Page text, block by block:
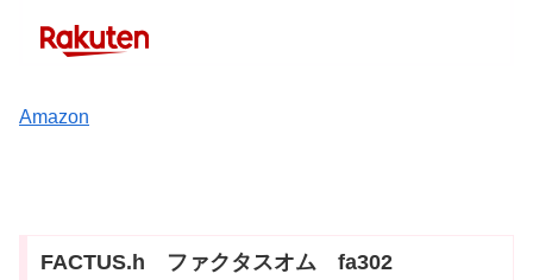
Amazon
FACTUS.h ファクタスオム fa302